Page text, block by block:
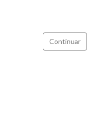
Continuar